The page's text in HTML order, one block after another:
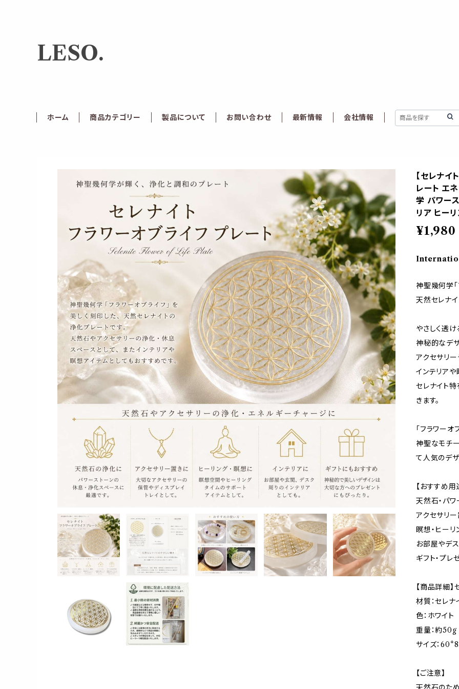
LESO.
ホーム 商品カテゴリー 製品について お問い合わせ 最新情報 会社情報
【セレナ
レート エ
学 パワー
リア ヒー
¥1,980
神聖幾何学
天然セレナイ
やさしく透
神秘的なデ
アクセサリ
インテリアや
セレナイト
きます。
「フラワーオ
神聖なモチ
て人気のデザ
【おすすめ用
天然石・パ
アクセサリ
瞑想・ヒー
お部屋やデ
ギフト・プレ
【商品詳細
材質：セレナ
色：ホワイト
重量：約50g
サイズ：
【ご注意】